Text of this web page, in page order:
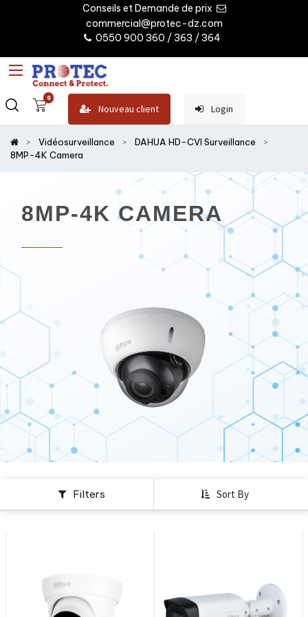
Conseils et Demande de prix
commercial@protec-dz.com
0550 900 360 / 363 / 364
0
Nouveau client Login
Vidéosurveillance
DAHUA HD-CVI Surveillance
8MP-4K Camera
8MP-4K CAMERA
Filters Sort By